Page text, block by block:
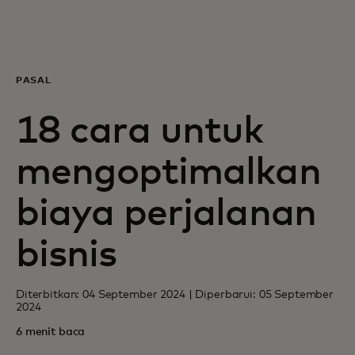
Untuk bisnis
Untuk dunia
Untuk inovator
Berita dan tren
PASAL
18 cara untuk
mengoptimalkan
biaya perjalanan
bisnis
Diterbitkan: 04 September 2024 | Diperbarui: 05 September
2024
6 menit baca